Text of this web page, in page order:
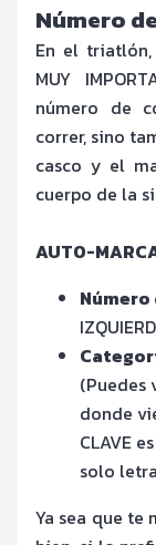
Número
En el
MUY
número de
correr, sino
casco y el
cuerpo de la
AUTO-
(Puedes
donde
CLAVE
solo
Ya sea que te